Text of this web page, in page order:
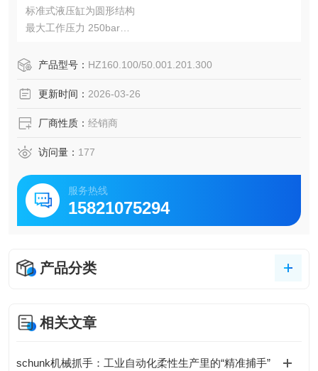
标准式液压缸为圆形结构
最大工作压力 250bar
活塞杆被硬化、研磨和渗铬硬化
产品型号： HZ160.100/50.001.201.300
更新时间： 2026-03-26
厂商性质： 经销商
访问量： 177
服务热线
15821075294
产品分类
相关文章
schunk机械抓手：工业自动化柔性生产里的“精准捕手”